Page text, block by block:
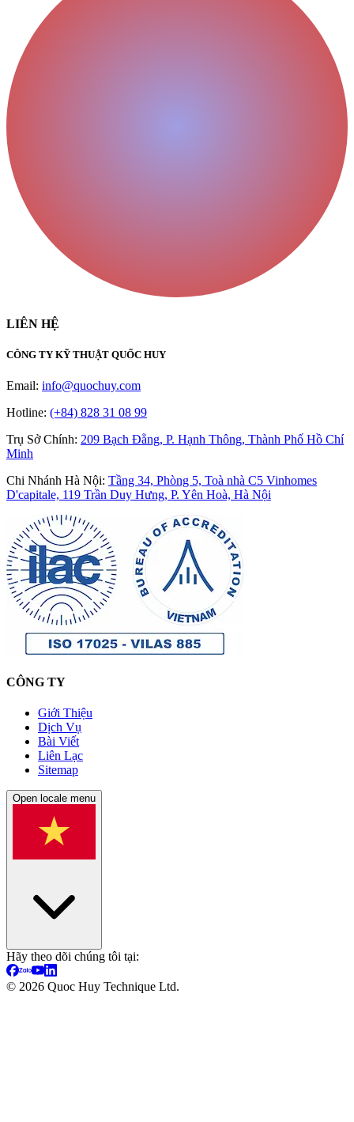
LIÊN HỆ
CÔNG TY KỸ THUẬT QUỐC HUY
Email: info@quochuy.com
Hotline: (+84) 828 31 08 99
Trụ Sở Chính: 209 Bạch Đằng, P. Hạnh Thông, Thành Phố Hồ Chí
Minh
Chi Nhánh Hà Nội: Tầng 34, Phòng 5, Toà nhà C5 Vinhomes
D'capitale, 119 Trần Duy Hưng, P. Yên Hoà, Hà Nội
CÔNG TY
Giới Thiệu
Dịch Vụ
Bài Viết
Liên Lạc
Sitemap
Open locale menu
Hãy theo dõi chúng tôi tại:
© 2026 Quoc Huy Technique Ltd.